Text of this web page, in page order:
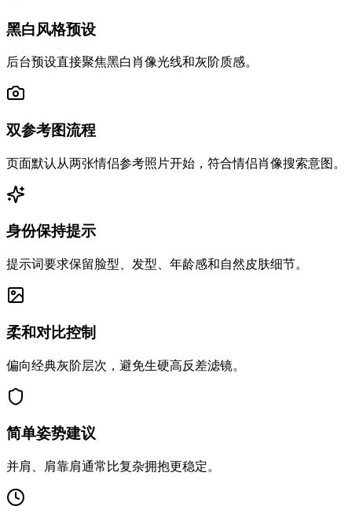
黑白风格预设
后台预设直接聚焦黑白肖像光线和灰阶质感。
双参考图流程
页面默认从两张情侣参考照片开始，符合情侣肖像搜索意图。
身份保持提示
提示词要求保留脸型、发型、年龄感和自然皮肤细节。
柔和对比控制
偏向经典灰阶层次，避免生硬高反差滤镜。
简单姿势建议
并肩、肩靠肩通常比复杂拥抱更稳定。